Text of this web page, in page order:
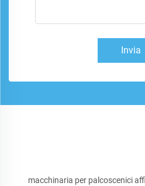
Invia
macchinaria per palcoscenici